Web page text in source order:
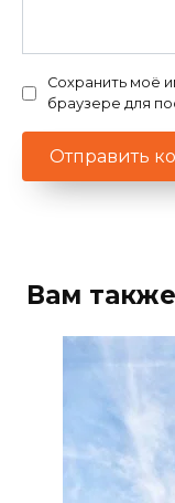
Сохранить моё
браузере для
Вам